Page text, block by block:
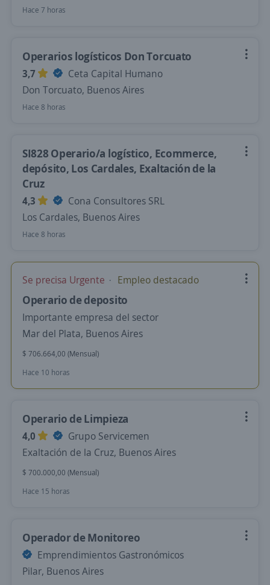
Hace 7 horas
Operarios logísticos Don Torcuato
3,7
Ceta Capital Humano
Don Torcuato, Buenos Aires
Hace 8 horas
SI828 Operario/a logístico, Ecommerce,
depósito, Los Cardales, Exaltación de la
Cruz
4,3
Cona Consultores SRL
Los Cardales, Buenos Aires
Hace 8 horas
Se precisa Urgente Empleo destacado
Operario de deposito
Importante empresa del sector
Mar del Plata, Buenos Aires
$ 706.664,00 (Mensual)
Hace 10 horas
Operario de Limpieza
4,0
Grupo Servicemen
Exaltación de la Cruz, Buenos Aires
$ 700.000,00 (Mensual)
Hace 15 horas
Operador de Monitoreo
Emprendimientos Gastronómicos
Pilar, Buenos Aires